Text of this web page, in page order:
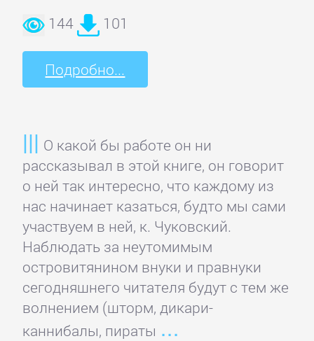
144 101
Подробно...
О какой бы работе он ни
рассказывал в этой книге, он говорит
о ней так интересно, что каждому из
нас начинает казаться, будто мы сами
участвуем в ней, к. Чуковский.
Наблюдать за неутомимым
островитянином внуки и правнуки
сегодняшнего читателя будут с тем же
волнением (шторм, дикари-
каннибалы, пираты
Детская
Детская
Детские
детективы
Детские
приключения
Детские
стихи